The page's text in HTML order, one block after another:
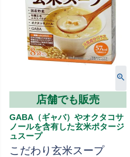
店舗でも販売
GABA（ギャバ）やオクタコサ
ノールを含有した玄米ポタージ
ュスープ
こだわり玄米スープ